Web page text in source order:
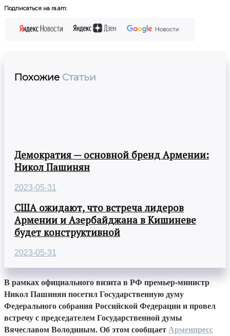
Подписаться на ra.am:
Похожие Статьи
Демократия — основной бренд Армении:
Никол Пашинян
2023-05-31
США ожидают, что встреча лидеров
Армении и Азербайджана в Кишиневе
будет конструктивной
2023-05-31
В рамках официального визита в РФ премьер-министр
Никол Пашинян посетил Государственную думу
Федерального собрания Российской Федерации и провел
встречу с председателем Государственной думы
Вячеславом Володиным. Об этом сообщаетАрменпресс